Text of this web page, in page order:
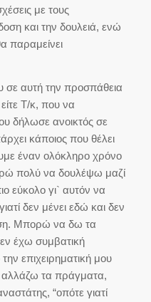
με τους
και την δουλειά, ενώ
παραμείνει
σε αυτή την προσπάθεια
Τ/κ, που να
δήλωσε ανοικτός σε
κάποιος που θέλει
έναν ολόκληρο χρόνο
πολύ να δουλέψω μαζί
εύκολο γι` αυτόν να
δεν μένει εδώ και δεν
Μπορώ να δω τα
έχω συμβατική
επιχειρηματική μου
αλλάζω τα πράγματα,
“οπότε γιατί